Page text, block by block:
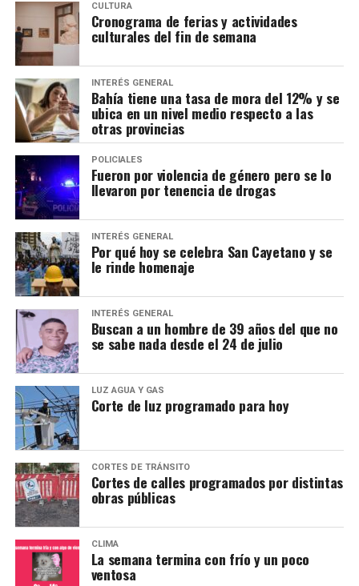
CULTURA
Cronograma de ferias y actividades
culturales del fin de semana
INTERÉS GENERAL
Bahía tiene una tasa de mora del 12% y se
ubica en un nivel medio respecto a las
otras provincias
POLICIALES
Fueron por violencia de género pero se lo
llevaron por tenencia de drogas
INTERÉS GENERAL
Por qué hoy se celebra San Cayetano y se
le rinde homenaje
INTERÉS GENERAL
Buscan a un hombre de 39 años del que no
se sabe nada desde el 24 de julio
LUZ AGUA Y GAS
Corte de luz programado para hoy
CORTES DE TRÁNSITO
Cortes de calles programados por distintas
obras públicas
CLIMA
La semana termina con frío y un poco
ventosa